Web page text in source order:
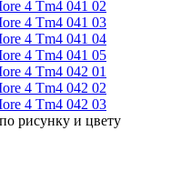
рисунку и цвету